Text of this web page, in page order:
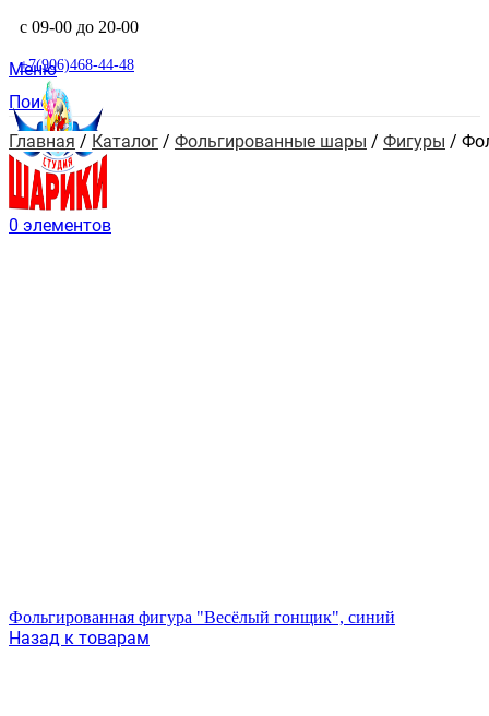
с 09-00 до 20-00
+7(906)468-44-48
Поиск
Меню
0 элементов
Главная / Каталог / Фольгированные шары / Фигуры /
Фольгированная фигура "Весёлый гонщик", синий
Назад к товарам